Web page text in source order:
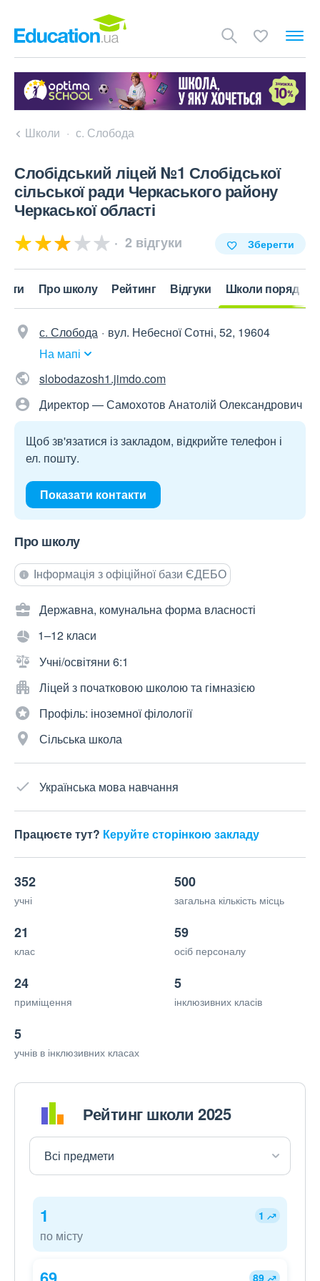
Школи с. Слобода
Слобідський ліцей №1 Слобідської
сільської ради Черкаського району
Черкаської області
2 відгуки Зберегти
Про школу Рейтинг Відгуки Школи поряд
с. Слобода
вул. Небесної Сотні, 52, 19604
На мапі
slobodazosh1.jimdo.com
Директор — Самохотов Анатолій Олександрович
Щоб зв'язатися із закладом, відкрийте телефон і
ел. пошту.
Показати контакти
Про школу
Інформація з офіційної бази ЄДЕБО
Державна, комунальна форма власності
1–12 класи
Учні/освітяни 6:1
Ліцей з початковою школою та гімназією
Профіль: іноземної філології
Сільська школа
Українська мова навчання
Працюєте тут? Керуйте сторінкою закладу
352
учні
500
загальна кількість місць
21
клас
59
осіб персоналу
24
приміщення
5
інклюзивних класів
5
учнів в інклюзивних класах
Рейтинг школи 2025
1 1
по місту
89